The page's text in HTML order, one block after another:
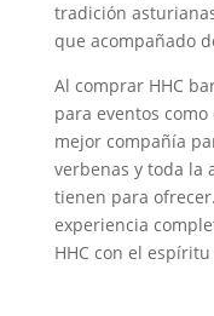
tradición
que acompañado
Al comprar HHC
para eventos
mejor compañía
verbenas y toda la
tienen para
experiencia
HHC con el